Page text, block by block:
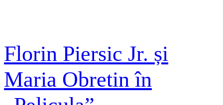
Florin Piersic Jr. și
Maria Obretin în